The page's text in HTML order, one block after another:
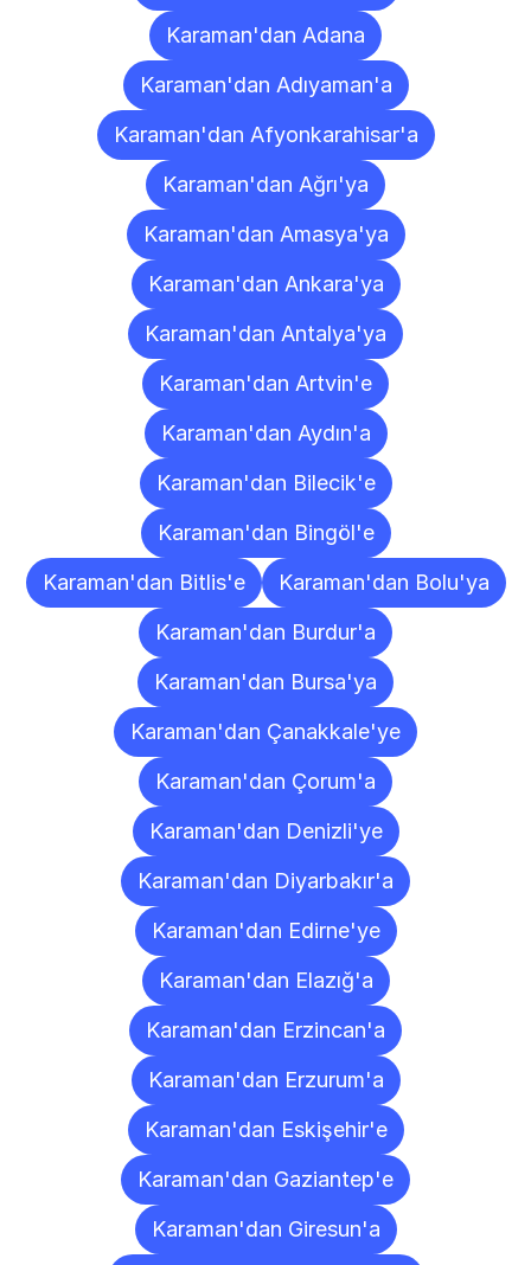
Karaman'dan Adana
Karaman'dan Adıyaman'a
Karaman'dan Afyonkarahisar'a
Karaman'dan Ağrı'ya
Karaman'dan Amasya'ya
Karaman'dan Ankara'ya
Karaman'dan Antalya'ya
Karaman'dan Artvin'e
Karaman'dan Aydın'a
Karaman'dan Bilecik'e
Karaman'dan Bingöl'e
Karaman'dan Bitlis'e
Karaman'dan Bolu'ya
Karaman'dan Burdur'a
Karaman'dan Bursa'ya
Karaman'dan Çanakkale'ye
Karaman'dan Çorum'a
Karaman'dan Denizli'ye
Karaman'dan Diyarbakır'a
Karaman'dan Edirne'ye
Karaman'dan Elazığ'a
Karaman'dan Erzincan'a
Karaman'dan Erzurum'a
Karaman'dan Eskişehir'e
Karaman'dan Gaziantep'e
Karaman'dan Giresun'a